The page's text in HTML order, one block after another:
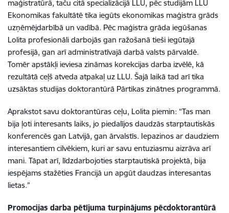
maģistratūrā, taču citā specializācijā LLU, pēc studijām LLU
Ekonomikas fakultātē tika iegūts ekonomikas maģistra grāds
uzņēmējdarbībā un vadībā. Pēc maģistra grāda iegūšanas
Lolita profesionāli darbojās gan ražošanā tieši iegūtajā
profesijā, gan arī administratīvajā darbā valsts pārvaldē.
Tomēr apstākļi ieviesa zināmas korekcijas darba izvēlē, kā
rezultātā ceļš atveda atpakaļ uz LLU. Šajā laikā tad arī tika
uzsāktas studijas doktorantūrā Pārtikas zinātnes programmā.
Aprakstot savu doktorantūras ceļu, Lolita piemin: “Tas man
bija ļoti interesants laiks, jo piedalījos daudzās starptautiskās
konferencēs gan Latvijā, gan ārvalstīs. Iepazinos ar daudziem
interesantiem cilvēkiem, kuri ar savu entuziasmu aizrāva arī
mani. Tāpat arī, līdzdarbojoties starptautiskā projektā, bija
iespējams stažēties Francijā un apgūt daudzas interesantas
lietas.”
Promocijas darba pētījuma turpinājums pēcdoktorantūrā